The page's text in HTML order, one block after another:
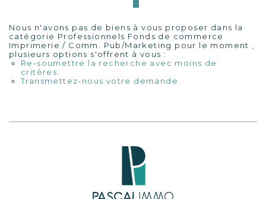
Nous n'avons pas de biens à vous proposer dans la
catégorie Professionnels Fonds de commerce
Imprimerie / Comm. Pub/Marketing pour le moment ,
plusieurs options s'offrent à vous :
Re-soumettre la recherche avec moins de
critères.
Transmettez-nous votre demande